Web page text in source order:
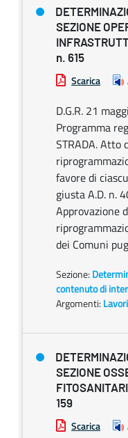
SEZIONE
n. 615
Scarica
D.G.R. 21
Programma
STRADA. Atto
favore di
giusta A.D. n.
Approvazione
dei Comuni
Sezione:
contenuto di
Argomenti:
SEZIONE
159
Scarica